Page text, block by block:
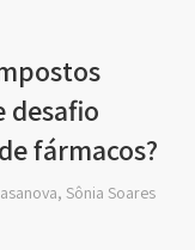
fármacos?
Sônia Soares